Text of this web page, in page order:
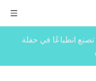
انطباعًا في حفلة